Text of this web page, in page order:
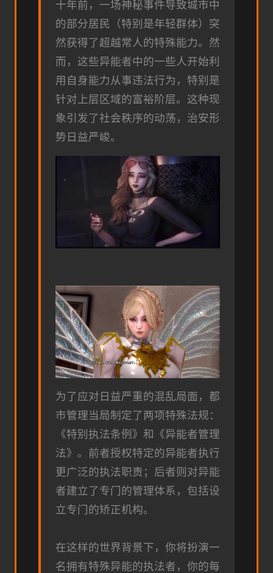
十年前，一场神秘事件导致城市中
的部分居民（特别是年轻群体）突
然获得了超越常人的特殊能力。然
而，这些异能者中的一些人开始利
用自身能力从事违法行为，特别是
针对上层区域的富裕阶层。这种现
象引发了社会秩序的动荡，治安形
势日益严峻。
为了应对日益严重的混乱局面，都
市管理当局制定了两项特殊法规：
《特别执法条例》和《异能者管理
法》。前者授权特定的异能者执行
更广泛的执法职责；后者则对异能
者建立了专门的管理体系，包括设
立专门的矫正机构。
在这样的世界背景下，你将扮演一
名拥有特殊异能的执法者，你的每